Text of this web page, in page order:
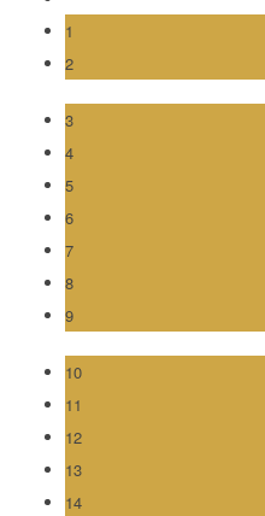
1
2
3
4
5
6
7
8
9
10
11
12
13
14